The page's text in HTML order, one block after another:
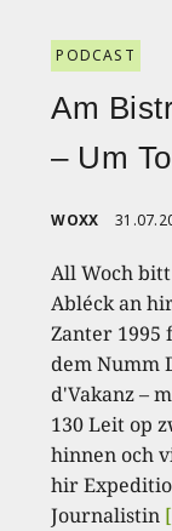
PODCAST
Am
– Um
WOXX
All Woch
Abléck an
Zanter 1995
dem Numm
d'Vakanz –
130 Leit op
hinnen och
hir
Journalistin